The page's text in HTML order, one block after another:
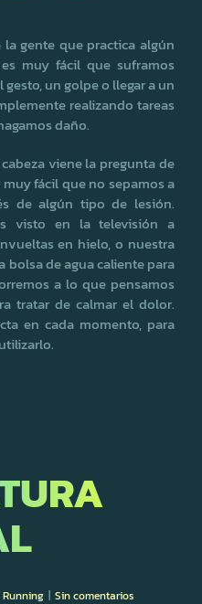
gente que practica algún
muy fácil que suframos
un golpe o llegar a un
realizando tareas
daño.
viene la pregunta de
muy fácil que no sepamos a
de algún tipo de lesión.
visto en la televisión a
en hielo, o nuestra
de agua caliente para
a lo que pensamos
tratar de calmar el dolor.
en cada momento, para
Running | Sin comentarios